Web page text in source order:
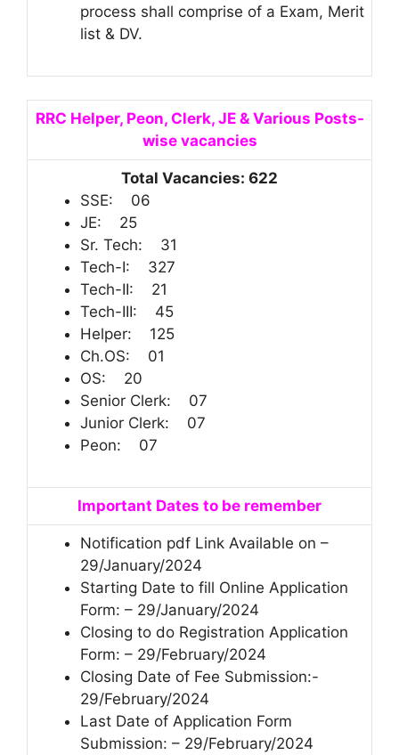
process shall comprise of a Exam, Merit
list & DV.
RRC Helper, Peon, Clerk, JE & Various Posts-
wisevacancies
Total Vacancies: 622
SSE: 06
JE: 25
Sr. Tech: 31
Tech-I: 327
Tech-II: 21
Tech-III: 45
Helper: 125
Ch.OS: 01
OS: 20
Senior Clerk: 07
Junior Clerk: 07
Peon: 07
Important Dates to be remember
Notification pdf Link Available on –
29/January/2024
Starting Date to fill Online Application
Form: – 29/January/2024
Closing to do Registration Application
Form: – 29/February/2024
Closing Date of Fee Submission:-
29/February/2024
Last Date of Application Form
Submission: – 29/February/2024